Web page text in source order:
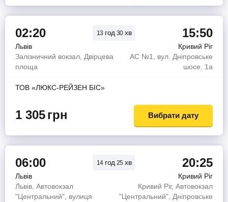
02:20 13 год 30 хв 15:50
Львів
Кривий Ріг
Залізничний вокзал, Двірцева
площа
АС №1, вул. Дніпровське
шосе, 1а
ТОВ «ЛЮКС-РЕЙЗЕН БІС»
1 305грн Вибрати дату
06:00 14 год 25 хв 20:25
Львів
Кривий Ріг
Львів, Автовокзал
"Центральний", вулиця
Кривий Ріг, Автовокзал
"Центральний", Дніпровське